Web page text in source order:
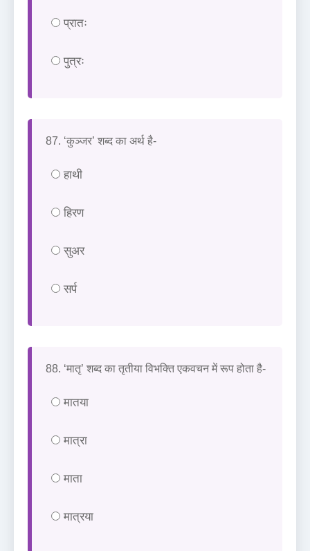
प्रातः
पुत्रः
87. ‘कुञ्जर’ शब्द का अर्थ है-
हाथी
हिरण
सुअर
सर्प
88. ‘मातृ’ शब्द का तृतीया विभक्ति एकवचन में रूप होता है-
मातया
मात्रा
माता
मात्रया